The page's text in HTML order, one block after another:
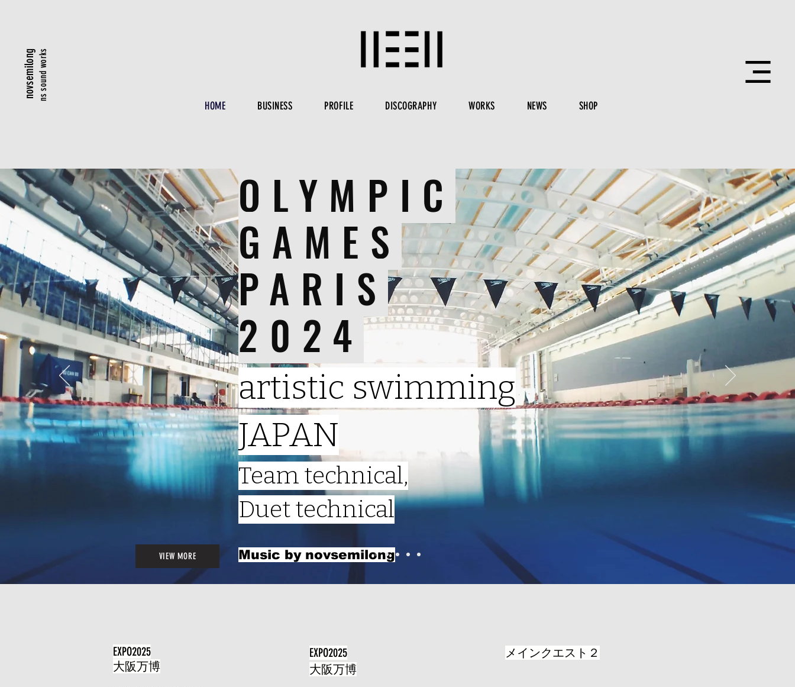
ns sound works
novsemilong
HOME BUSINESS PROFILE DISCOGRAPHY WORKS NEWS SHOP
OLYMPIC
GAMES
PARIS
2024
artistic swimming
JAPAN
Team technical,
Duet technical
VIEW MORE Music by novsemilong
EXPO2025
大阪万博
EXPO2025
大阪万博
メインクエスト２